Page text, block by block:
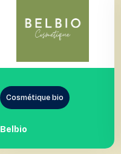
Cosmétique bio
Belbio